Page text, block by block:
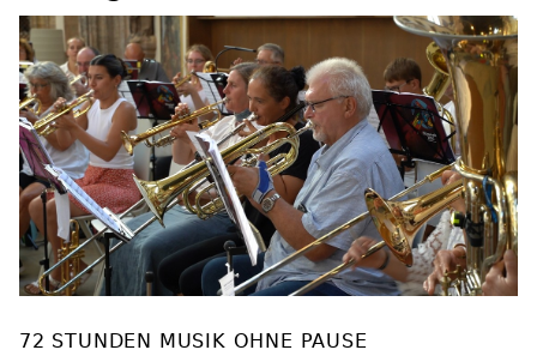
72 STUNDEN MUSIK OHNE PAUSE